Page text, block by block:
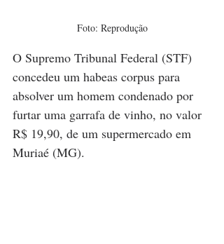
Foto: Reprodução
O Supremo Tribunal Federal (STF)
concedeu um habeas corpus para
absolver um homem condenado por
furtar uma garrafa de vinho, no valor
R$ 19,90, de um supermercado em
Muriaé (MG).